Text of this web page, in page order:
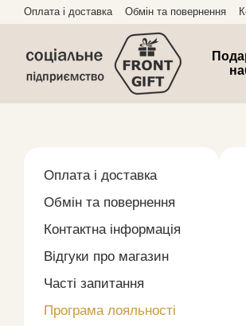
Перейти до основного контенту
Оплата і доставка Обмін та повернення
Оплата і доставка
Обмін та повернення
Контактна інформація
Відгуки про магазин
Часті запитання
Програма лояльності